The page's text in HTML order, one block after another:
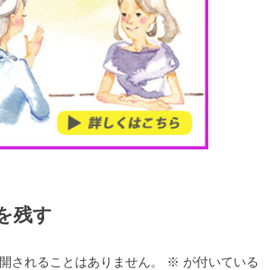
残す
されることはありません。 ※ が付いている